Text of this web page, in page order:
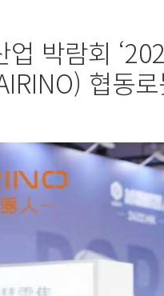
업 박람회
협동